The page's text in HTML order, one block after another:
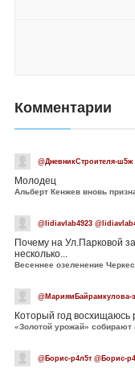
Комментарии
@ДневникСтроителя-
Молодец
Альберт Кенжев вновь
@lidiavlab4923
Почему на Ул.Парковой
несколько...
Весеннее озеленение
@МариямБайрамкулова-
Который год восхищаюсь
«Золотой урожай» собирают
@Борис-р4л5т @Борис-